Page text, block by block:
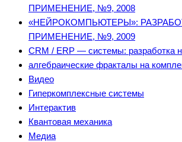
ПРИМЕНЕНИЕ, №9, 2008
«НЕЙРОКОМПЬЮТЕРЫ»:
ПРИМЕНЕНИЕ, №9, 2009
CRM / ERP — системы: разработка
алгебраические фракталы на
Видео
Гиперкомплексные системы
Интерактив
Квантовая механика
Медиа